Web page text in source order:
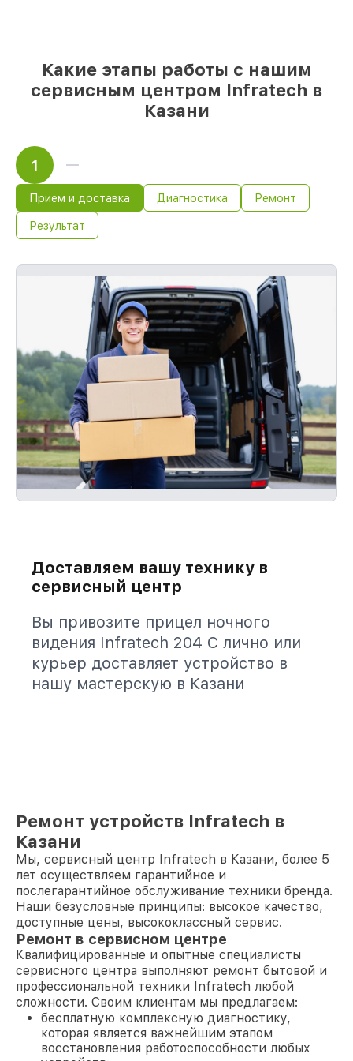
Какие этапы работы с нашим
сервисным центром Infratech в
Казани
1
Прием и доставка Диагностика Ремонт
Результат
Доставляем вашу технику в
сервисный центр
Вы привозите прицел ночного
видения Infratech 204 С лично или
курьер доставляет устройство в
нашу мастерскую в Казани
Ремонт устройств Infratech в
Казани
Мы, сервисный центр Infratech в Казани, более 5
лет осуществляем гарантийное и
послегарантийное обслуживание техники бренда.
Наши безусловные принципы: высокое качество,
доступные цены, высококлассный сервис.
Ремонт в сервисном центре
Квалифицированные и опытные специалисты
сервисного центра выполняют ремонт бытовой и
профессиональной техники Infratech любой
сложности. Своим клиентам мы предлагаем:
бесплатную комплексную диагностику,
которая является важнейшим этапом
восстановления работоспособности любых